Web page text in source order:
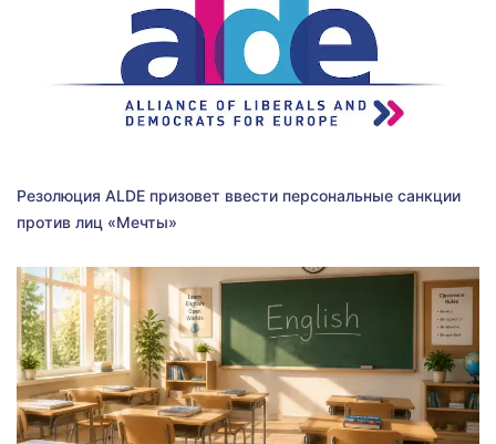
Резолюция ALDE призовет ввести персональные санкции
против лиц «Мечты»